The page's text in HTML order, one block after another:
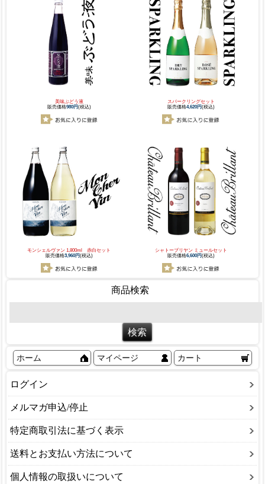
美味ぶどう液
販売価格980円(税込)
スパークリングセット
販売価格4,620円(税込)
モンシェルヴァン 1,800ml 赤白セット
販売価格3,960円(税込)
シャトーブリヤン ミュールセット
販売価格6,600円(税込)
商品検索
ホーム マイページ カート
ログイン
メルマガ申込/停止
特定商取引法に基づく表示
送料とお支払い方法について
個人情報の取扱いについて